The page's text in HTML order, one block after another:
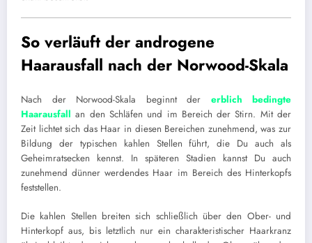
So verläuft der androgene
Haarausfall nach der Norwood-Skala
Nach der Norwood-Skala beginnt der erblich bedingte
Haarausfall an den Schläfen und im Bereich der Stirn. Mit der
Zeit lichtet sich das Haar in diesen Bereichen zunehmend, was zur
Bildung der typischen kahlen Stellen führt, die Du auch als
Geheimratsecken kennst. In späteren Stadien kannst Du auch
zunehmend dünner werdendes Haar im Bereich des Hinterkopfs
feststellen.
Die kahlen Stellen breiten sich schließlich über den Ober- und
Hinterkopf aus, bis letztlich nur ein charakteristischer Haarkranz